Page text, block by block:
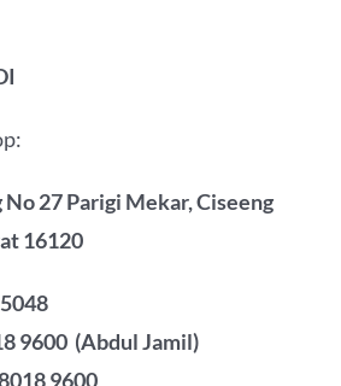
No 27 Parigi Mekar, Ciseeng
16120
9600 (Abdul Jamil)
9600